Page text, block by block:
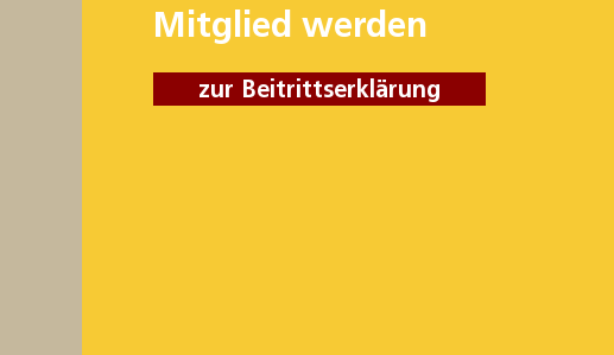
Mitglied werden
zur Beitrittserklärung